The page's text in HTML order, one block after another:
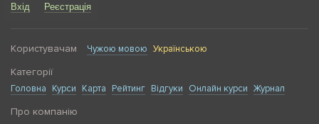
Вхід Реєстрація
Користувачам Чужою мовою Українською
Категорії
Головна Курси Карта Рейтинг Відгуки Онлайн курси Журнал
Про компанію